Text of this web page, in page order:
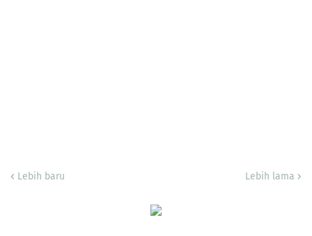
Lebih baru Lebih lama